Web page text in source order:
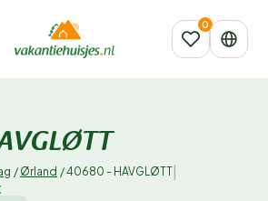
/ Ørland /40680 - HAVGLØTT